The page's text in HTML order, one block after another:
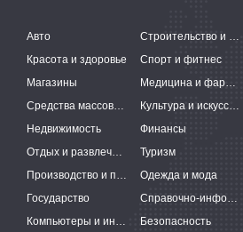
Авто Строительство и ремонт
Красота и здоровье
Спорт и фитнес
Магазины
Медицина и фармацевтика
Средства массовой информации
Культура и искусство
Недвижимость
Финансы
Отдых и развлечения
Туризм
Производство и поставки
Одежда и мода
Государство
Справочно-информационные системы
Компьютеры и интернет
Безопасность